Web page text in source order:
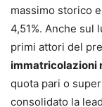
massimo storico
4,51%. Anche sul
primi attori del
immatricolazioni
quota pari o
consolidato la